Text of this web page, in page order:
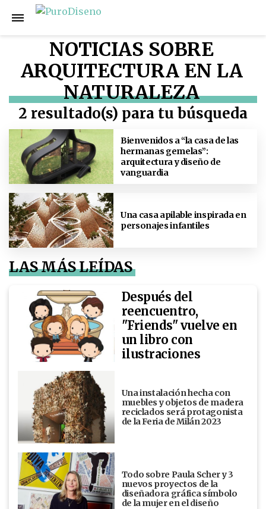
NOTICIAS SOBRE
ARQUITECTURA EN LA
NATURALEZA
2 resultado(s) para tu búsqueda
Bienvenidos a “la casa de las
hermanas gemelas”:
arquitectura y diseño de
vanguardia
Una casa apilable inspirada en
personajes infantiles
LAS MÁS LEÍDAS
Después del
reencuentro,
"Friends" vuelve en
un libro con
ilustraciones
Una instalación hecha con
muebles y objetos de madera
reciclados será protagonista
de la Feria de Milán 2023
Todo sobre Paula Scher y 3
nuevos proyectos de la
diseñadora gráfica símbolo
de la mujer en el diseño